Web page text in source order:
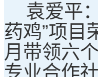
袁爱平：
药鸡”项目
月带领六
专业合作